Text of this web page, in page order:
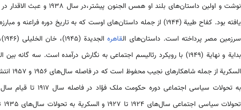
یافته بود. کفاح طیبة (1944) از جمله داستان‌های اوست که به تاریخ دوره فراعنه
سرزمین مصر پرداخته است. داستان‌های القاهره
بدایة و نهایة (1949) با رویکرد رئالیسم اجتماعی به نگارش درآمده است. سه
السکریة از